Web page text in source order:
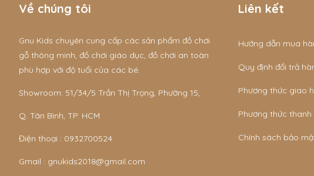
Về chúng tôi
Gnu Kids chuyên cung cấp các sản phẩm đồ chơi
gỗ thông minh, đồ chơi giáo dục, đồ chơi an toàn
phù hợp với độ tuổi của các bé.
Showroom: 51/34/5 Trần Thị Trọng, Phường 15,
Q. Tân Bình, TP. HCM
Điện thoại : 0932700524
Gmail : gnukids2018@gmail.com
Liên kết
Hướng dẫn mua
Quy định đổi trả
Phương thức giao
Phương thức
Chính sách bảo